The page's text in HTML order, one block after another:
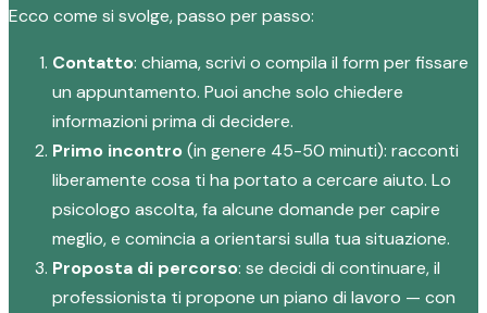
Ecco come si svolge, passo per passo:
Contatto: chiama, scrivi o compila il form per fissare
un appuntamento. Puoi anche solo chiedere
informazioni prima di decidere.
Primo incontro(in genere 45-50 minuti): racconti
liberamente cosa ti ha portato a cercare aiuto. Lo
psicologo ascolta, fa alcune domande per capire
meglio, e comincia a orientarsi sulla tua situazione.
Proposta di percorso: se decidi di continuare, il
professionista ti propone un piano di lavoro — con